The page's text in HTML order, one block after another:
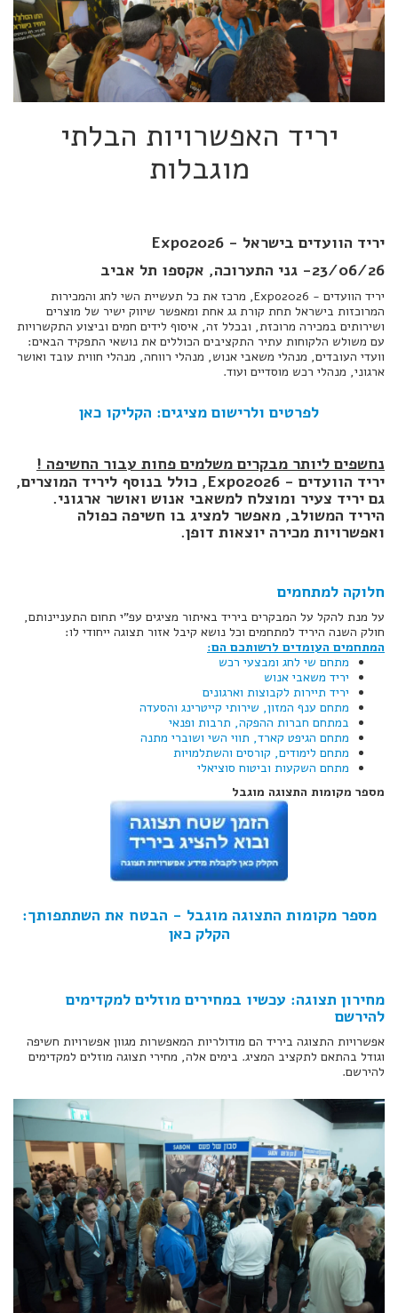
יריד האפשרויות הבלתי
מוגבלות
יריד הוועדים בישראל - Expo2026
23/06/26- גני התערוכה, אקספו תל אביב
יריד הוועדים - Expo2026, מרכז את כל תעשיית השי לחג והמכירות
המרוכזות בישראל תחת קורת גג אחת ומאפשר שיווק ישיר של מוצרים
ושירותים במכירה מרוכזת, ובכלל זה, איסוף לידים חמים וביצוע התקשרויות
עם משולש הלקוחות עתיר התקציבים הכוללים את נושאי התפקיד הבאים:
וועדי העובדים, מנהלי משאבי אנוש, מנהלי רווחה, מנהלי חווית עובד ואושר
ארגוני, מנהלי רכש מוסדיים ועוד.
לפרטים ולרישום מציגים: הקליקו כאן
נחשפים ליותר מבקרים משלמים פחות עבור החשיפה !
יריד הוועדים - Expo2026, כולל בנוסף ליריד המוצרים,
גם יריד צעיר ומוצלח למשאבי אנוש ואושר ארגוני.
היריד המשולב, מאפשר למציג בו חשיפה כפולה
ואפשרויות מכירה יוצאות דופן.
חלוקה למתחמים
על מנת להקל על המבקרים ביריד באיתור מציגים עפ"י תחום התעניינותם,
חולק השנה היריד למתחמים וכל נושא קיבל אזור תצוגה ייחודי לו:
המתחמים העומדים לרשותכם הם:
מתחם שי לחג ומבצעי רכש
יריד משאבי אנוש
יריד תיירות לקבוצות וארגונים
מתחם ענף המזון, שירותי קייטרינג והסעדה
במתחם חברות ההפקה, תרבות ופנאי
מתחם הגיפט קארד, תווי השי ושוברי מתנה
מתחם לימודים, קורסים והשתלמויות
מתחם השקעות וביטוח סוציאלי
מספר מקומות התצוגה מוגבל
מספר מקומות התצוגה מוגבל - הבטח את השתתפותך:
הקלק כאן
מחירון תצוגה: עכשיו במחירים מוזלים למקדימים
להירשם
אפשרויות התצוגה ביריד הם מודולריות המאפשרות מגוון אפשרויות חשיפה
וגודל בהתאם לתקציב המציג. בימים אלה, מחירי תצוגה מוזלים למקדימים
להירשם.